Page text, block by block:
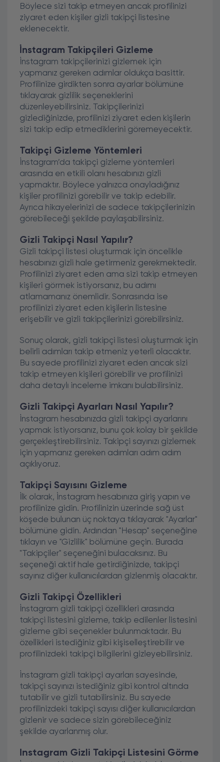
Böylece sizi takip etmeyen ancak profilinizi
ziyaret eden kişiler gizli takipçi listesine
eklenecektir.
İnstagram Takipçileri Gizleme
İnstagram takipçilerinizi gizlemek için
yapmanız gereken adımlar oldukça basittir.
Profilinize girdikten sonra ayarlar bölümüne
tıklayarak gizlilik seçeneklerini
düzenleyebilirsiniz. Takipçilerinizi
gizlediğinizde, profilinizi ziyaret eden kişilerin
sizi takip edip etmediklerini göremeyecektir.
Takipçi Gizleme Yöntemleri
İnstagram’da takipçi gizleme yöntemleri
arasında en etkili olanı hesabınızı gizli
yapmaktır. Böylece yalnızca onayladığınız
kişiler profilinizi görebilir ve takip edebilir.
Ayrıca hikayelerinizi de sadece takipçilerinizin
görebileceği şekilde paylaşabilirsiniz.
Gizli Takipçi Nasıl Yapılır?
Gizli takipçi listesi oluşturmak için öncelikle
hesabınızı gizli hale getirmeniz gerekmektedir.
Profilinizi ziyaret eden ama sizi takip etmeyen
kişileri görmek istiyorsanız, bu adımı
atlamamanız önemlidir. Sonrasında ise
profilinizi ziyaret eden kişilerin listesine
erişebilir ve gizli takipçilerinizi görebilirsiniz.
Sonuç olarak, gizli takipçi listesi oluşturmak için
belirli adımları takip etmeniz yeterli olacaktır.
Bu sayede profilinizi ziyaret eden ancak sizi
takip etmeyen kişileri görebilir ve profilinizi
daha detaylı inceleme imkanı bulabilirsiniz.
Gizli Takipçi Ayarları Nasıl Yapılır?
İnstagram hesabınızda gizli takipçi ayarlarını
yapmak istiyorsanız, bunu çok kolay bir şekilde
gerçekleştirebilirsiniz. Takipçi sayınızı gizlemek
için yapmanız gereken adımları adım adım
açıklıyoruz.
Takipçi Sayısını Gizleme
İlk olarak, İnstagram hesabınıza giriş yapın ve
profilinize gidin. Profilinizin üzerinde sağ üst
köşede bulunan üç noktaya tıklayarak "Ayarlar"
bölümüne gidin. Ardından "Hesap" seçeneğine
tıklayın ve "Gizlilik" bölümüne geçin. Burada
"Takipçiler" seçeneğini bulacaksınız. Bu
seçeneği aktif hale getirdiğinizde, takipçi
sayınız diğer kullanıcılardan gizlenmiş olacaktır.
Gizli Takipçi Özellikleri
İnstagram gizli takipçi özellikleri arasında
takipçi listesini gizleme, takip edilenler listesini
gizleme gibi seçenekler bulunmaktadır. Bu
özellikleri istediğiniz gibi kişiselleştirebilir ve
profilinizdeki takipçi bilgilerini gizleyebilirsiniz.
İnstagram gizli takipçi ayarları sayesinde,
takipçi sayınızı istediğiniz gibi kontrol altında
tutabilir ve gizli tutabilirsiniz. Bu sayede
profilinizdeki takipçi sayısı diğer kullanıcılardan
gizlenir ve sadece sizin görebileceğiniz
şekilde ayarlanmış olur.
Instagram Gizli Takipçi Listesini Görme